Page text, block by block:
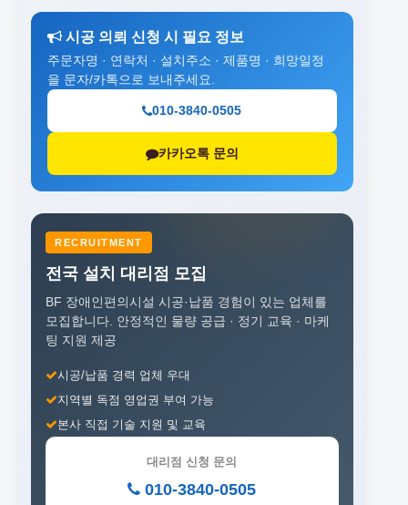
시공 의뢰 신청 시 필요 정보
주문자명 · 연락처 · 설치주소 · 제품명 · 희망일정
을 문자/카톡으로 보내주세요.
010-3840-0505
카카오톡 문의
RECRUITMENT
전국 설치 대리점 모집
BF 장애인편의시설 시공·납품 경험이 있는 업체를
모집합니다. 안정적인 물량 공급 · 정기 교육 · 마케
팅 지원 제공
시공/납품 경력 업체 우대
지역별 독점 영업권 부여 가능
본사 직접 기술 지원 및 교육
대리점 신청 문의
010-3840-0505